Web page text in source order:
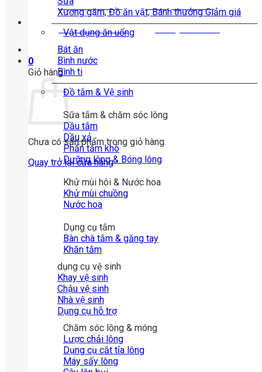
Tư vấn mua hàng
0963.963.360
Hỗ trợ khách hàng
@shopvatnuoi
0
Giỏ hàng
Chưa có sản phẩm trong giỏ hàng.
Quay trở lại cửa hàng
Xương gặm, Đồ ăn vặt, Bánh thưởng
Vật dụng ăn uống
Bát ăn
Bình nước
Bình ti
Đồ tắm & Vệ sinh
Sữa tắm & chăm sóc lông
Dầu tắm
Dầu xả
Phấn tắm khô
Dưỡng lông & Bóng lông
Khử mùi hôi & Nước hoa
Khử mùi chuồng
Nước hoa
Dụng cụ tắm
Bàn chà tắm & găng tay
Khăn tắm
dụng cụ vệ sinh
Khay vệ sinh
Chậu vệ sinh
Nhà vệ sinh
Dụng cụ hỗ trợ
Chăm sóc lông & móng
Lược chải lông
Dụng cụ cắt tỉa lông
Máy sấy lông